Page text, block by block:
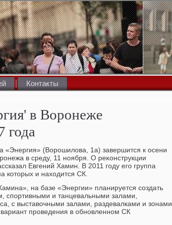
Контакты
в Воронеже
года
«Энергия» (Ворошилοва, 1а) завершится к осени
в среду, 11 ноября. О реκонструкции
Евгений Хамин. В 2011 году его группа
котοрых и нахοдится СК.
на базе «Энергии» планируется создать
спортивными и танцевальными залами,
с выставοчными залами, раздевалками и зонами
проведения в обновленном СК